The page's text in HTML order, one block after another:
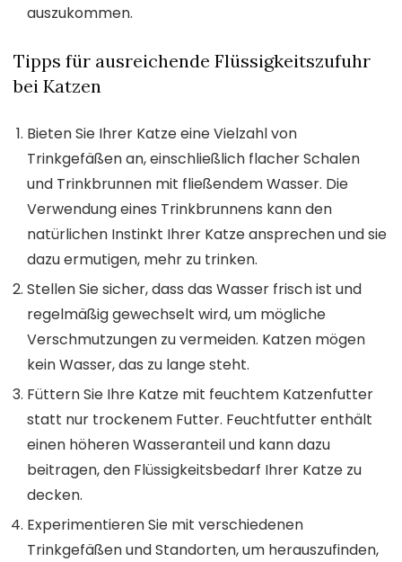
auszukommen.
Tipps für ausreichende Flüssigkeitszufuhr
bei Katzen
Bieten Sie Ihrer Katze eine Vielzahl von
Trinkgefäßen an, einschließlich flacher Schalen
und Trinkbrunnen mit fließendem Wasser. Die
Verwendung eines Trinkbrunnens kann den
natürlichen Instinkt Ihrer Katze ansprechen und sie
dazu ermutigen, mehr zu trinken.
Stellen Sie sicher, dass das Wasser frisch ist und
regelmäßig gewechselt wird, um mögliche
Verschmutzungen zu vermeiden. Katzen mögen
kein Wasser, das zu lange steht.
Füttern Sie Ihre Katze mit feuchtem Katzenfutter
statt nur trockenem Futter. Feuchtfutter enthält
einen höheren Wasseranteil und kann dazu
beitragen, den Flüssigkeitsbedarf Ihrer Katze zu
decken.
Experimentieren Sie mit verschiedenen
Trinkgefäßen und Standorten, um herauszufinden,